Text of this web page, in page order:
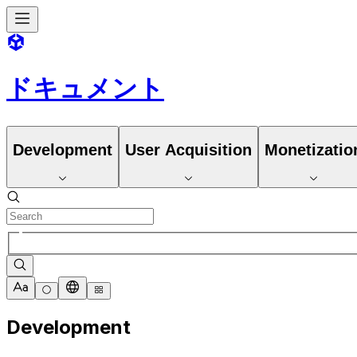
ドキュメント
Development User Acquisition
Development